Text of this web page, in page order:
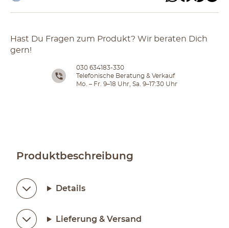
Hast Du Fragen zum Produkt? Wir beraten Dich
gern!
030 634183-330
Telefonische Beratung & Verkauf
Mo. – Fr. 9–18 Uhr, Sa. 9–17:30 Uhr
Produktbeschreibung
Details
Lieferung & Versand